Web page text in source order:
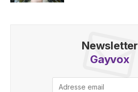
Newsletter
Gayvox